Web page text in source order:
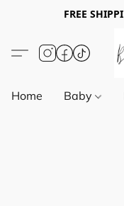
FREE
Home Baby